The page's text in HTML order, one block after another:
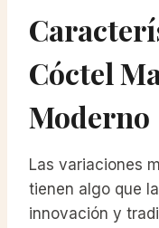
Cóctel
Moderno
Las variaciones
tienen algo que
innovación y